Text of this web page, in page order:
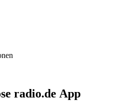
radio.de App